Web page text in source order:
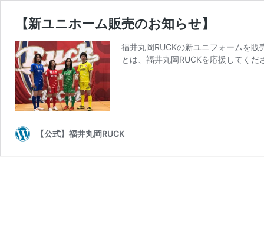
【新ユニホーム販売のお知らせ】
福井丸岡RUCKの新ユニフォームを
とは、福井丸岡RUCKを応援してく
【公式】福井丸岡RUCK